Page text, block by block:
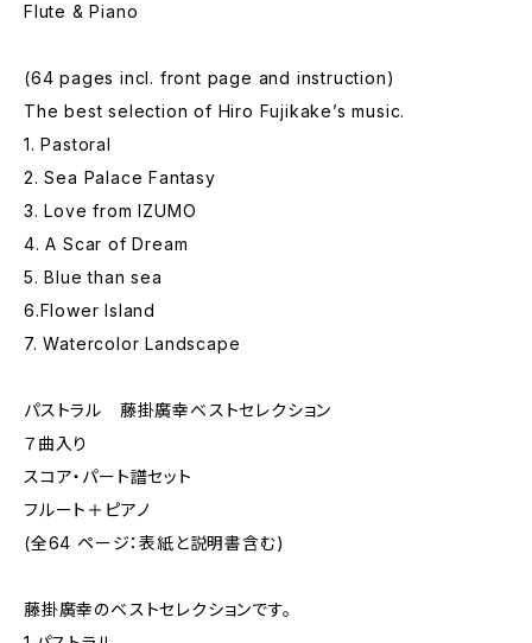
Flute & Piano
(64 pages incl. front page and instruction)
The best selection of Hiro Fujikake’s music.
1. Pastoral
2. Sea Palace Fantasy
3. Love from IZUMO
4. A Scar of Dream
5. Blue than sea
6.Flower Island
7. Watercolor Landscape
パストラル 藤掛廣幸ベストセレクション
７曲入り
スコア・パート譜セット
フルート＋ピアノ
(全64 ページ：表紙と説明書含む)
藤掛廣幸のベストセレクションです。